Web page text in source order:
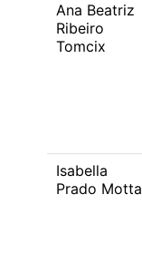
Ana Beatriz
Ribeiro
Tomcix
Isabella
Prado Motta